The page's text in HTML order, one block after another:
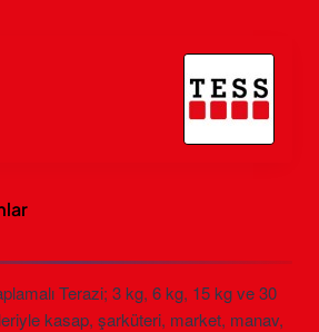
Terazi; 3 kg, 6 kg, 15 kg ve 30
kasap, şarküteri, market, manav,